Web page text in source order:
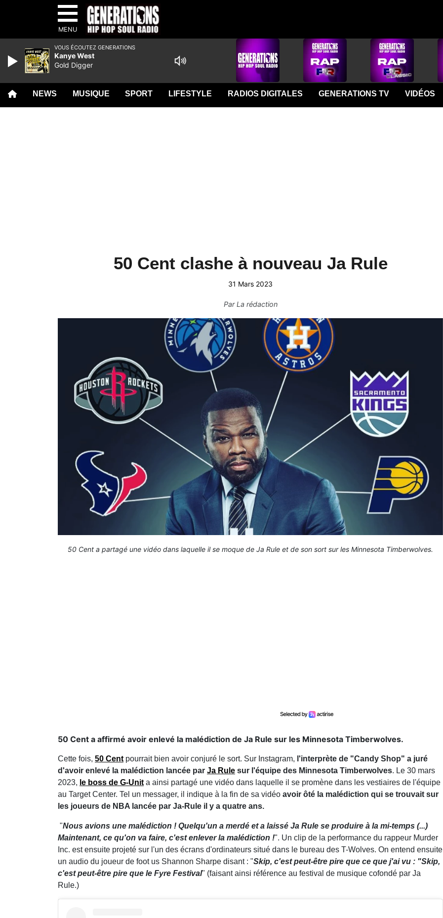
MENU
NEWS MUSIQUE SPORT LIFESTYLE RADIOS DIGITALES GENERATIONS TV VIDÉOS
50 Cent clashe à nouveau Ja Rule
31 Mars 2023
ParLa rédaction
50 Cent a partagé une vidéo dans laquelle il se moque de Ja Rule et de son sort sur les Minnesota Timberwolves.
50 Cent a affirmé avoir enlevé la malédiction de Ja Rule sur les Minnesota Timberwolves.
Cette fois, 50 Cent pourrait bien avoir conjuré le sort. Sur Instagram, l'interprète de "Candy Shop" a juré
d'avoir enlevé la malédiction lancée par Ja Rule sur l'équipe des Minnesota Timberwolves. Le 30 mars
2023, le boss de G-Unit a ainsi partagé une vidéo dans laquelle il se promène dans les vestiaires de l'équipe
au Target Center. Tel un messager, il indique à la fin de sa vidéo avoir ôté la malédiction qui se trouvait sur
les joueurs de NBA lancée par Ja-Rule il y a quatre ans.
"Nous avions une malédiction ! Quelqu'un a merdé et a laissé Ja Rule se produire à la mi-temps (...)
Maintenant, ce qu'on va faire, c'est enlever la malédiction !". Un clip de la performance du rappeur Murder
Inc. est ensuite projeté sur l'un des écrans d'ordinateurs situé dans le bureau des T-Wolves. On entend ensuite
un audio du joueur de foot us Shannon Sharpe disant : "Skip, c'est peut-être pire que ce que j'ai vu : "Skip,
c'est peut-être pire que le Fyre Festival" (faisant ainsi référence au festival de musique cofondé par Ja
Rule.)
VOUS ÉCOUTEZ GENERATIONS
Kanye West
Gold Digger